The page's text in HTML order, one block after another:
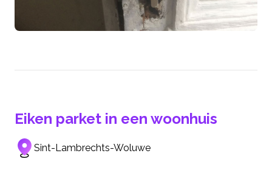
Eiken parket in een woonhuis
Sint-Lambrechts-Woluwe